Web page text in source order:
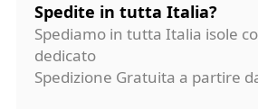
Spedite in tutta Italia?
Spediamo in tutta Italia isole
dedicato
Spedizione Gratuita a partire